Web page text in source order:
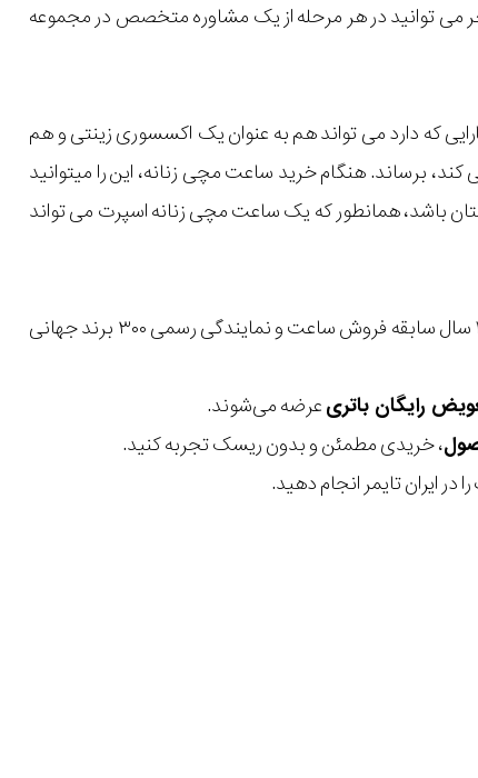
می توانید در هر مرحله از یک مشاوره متخصص در مجموعه
که دارد می تواند هم به عنوان یک اکسسوری زینتی و هم
برساند. هنگام خرید ساعت مچی زنانه، این را میتوانید
باشد، همانطور که یک ساعت مچی زنانه اسپرت می تواند
با بیش از ۱۵ سال سابقه فروش ساعت و نمایندگی رسمی ۳۰۰ برند جهانی
عرضه می‌شوند.
، خریدی مطمئن و بدون ریسک تجربه کنید.
در ایران تایمر انجام دهید.